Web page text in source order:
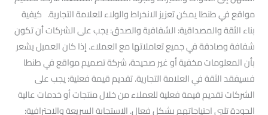
مواقع في طنطا يمكن تعزيز الانخراط والولاء للعلامة التجارية. كيفية
بناء الثقة والمصداقية: الشفافية والصدق: يجب على الشركات أن تكون
شفافة وصادقة في جميع تعاملاتها مع العملاء. إذا كان العميل يشعر
بأن المعلومات مخفية أو غير صحيحة، شركة تصميم مواقع في طنطا
فسيفقد الثقة في العلامة التجارية. تقديم قيمة فعلية: يجب على
الشركات تقديم قيمة فعلية للعملاء من خلال منتجات أو خدمات عالية
الجودة تلبي احتياجاتهم بشكل فعال. الاستجابة السريعة والاحترافية: